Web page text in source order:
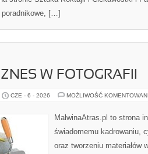
[…]
W FOTOGRAFII
CZE - 6 - 2026 MOŻLIWOŚĆ
MalwinaAtras.pl to strona
świadomemu kadrowaniu,
oraz tworzeniu materiałów